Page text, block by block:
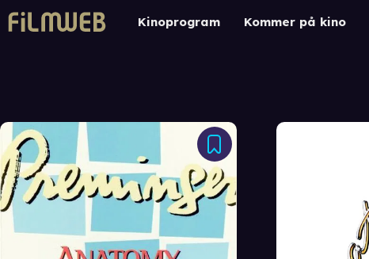
Kinoprogram Kommer på kino